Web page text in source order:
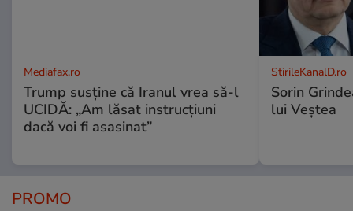
Mediafax.ro
Trump susține că Iranul vrea să-l
UCIDĂ: „Am lăsat instrucțiuni
dacă voi fi asasinat”
StirileKanalD.ro
Sorin
lui Veștea
PROMO